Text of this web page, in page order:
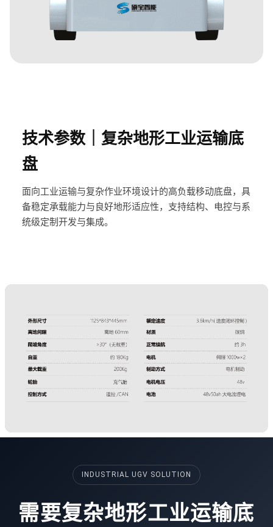
技术参数｜复杂地形工业运输底
盘
面向工业运输与复杂作业环境设计的高负载移动底盘，具
备稳定承载能力与良好地形适应性，支持结构、电控与系
统级定制开发与集成。
INDUSTRIAL UGV SOLUTION
需要复杂地形工业运输底